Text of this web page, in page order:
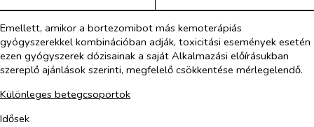
Emellett, amikor a bortezomibot más kemoterápiás
gyógyszerekkel kombinációban adják, toxicitási események esetén
ezen gyógyszerek dózisainak a saját Alkalmazási előírásukban
szereplő ajánlások szerinti, megfelelő csökkentése mérlegelendő.
Különleges betegcsoportok
Idősek